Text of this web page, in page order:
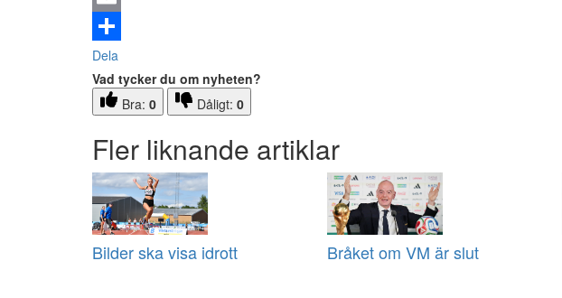
Email
Dela
Vad tycker du om nyheten?
Bra: 0 Dåligt: 0
Fler liknande artiklar
Bilder ska visa idrott Bråket om VM är slut